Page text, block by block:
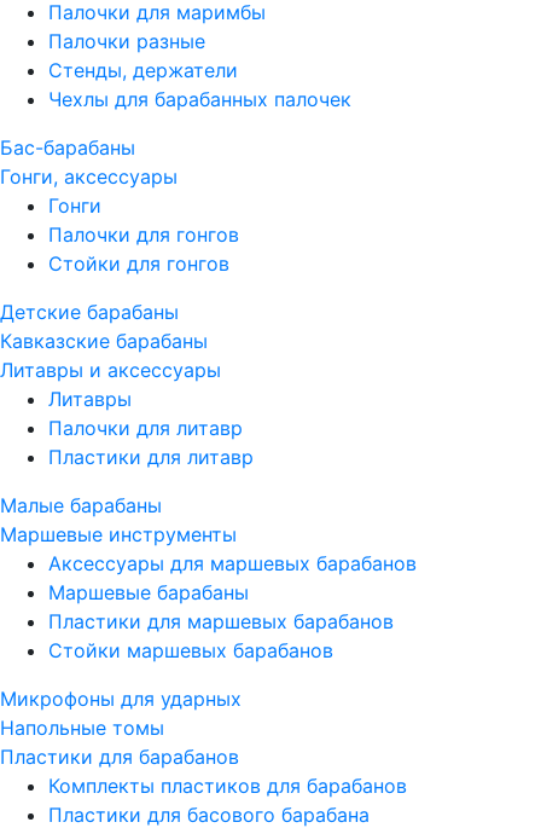
Палочки для маримбы
Палочки разные
Стенды, держатели
Чехлы для барабанных палочек
Бас-барабаны
Гонги, аксессуары
Гонги
Палочки для гонгов
Стойки для гонгов
Детские барабаны
Кавказские барабаны
Литавры и аксессуары
Литавры
Палочки для литавр
Пластики для литавр
Малые барабаны
Маршевые инструменты
Аксессуары для маршевых барабанов
Маршевые барабаны
Пластики для маршевых барабанов
Стойки маршевых барабанов
Микрофоны для ударных
Напольные томы
Пластики для барабанов
Комплекты пластиков для барабанов
Пластики для басового барабана